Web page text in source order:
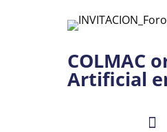
COLMAC
Artificial
